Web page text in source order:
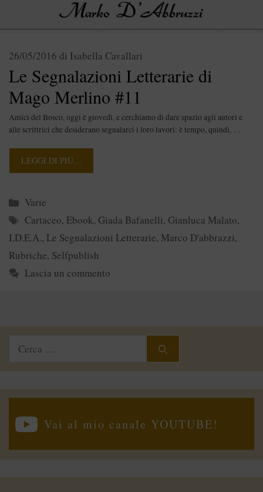
Le Segnalazioni Letterarie di
Mago Merlino #11
26/05/2016 di Isabella Cavallari
Amici del Bosco, oggi è giovedì, e cerchiamo di dare spazio agli autori e
alle scrittrici che desiderano segnalarci i loro lavori: è tempo, quindi, …
LEGGI DI PIÙ…
Categorie
Varie
Tag
Cartaceo, Ebook, Giada Bafanelli, Gianluca Malato,
I.D.E.A., Le Segnalazioni Letterarie, Marco D'abbrazzi,
Rubriche, Selfpublish
Lascia un commento
Ricerca
Vai al mio canale YOUTUBE!